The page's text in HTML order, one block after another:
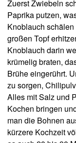
Zuerst Zwiebeln
Paprika putzen,
Knoblauch
großen Topf
Knoblauch darin
krümelig braten,
Brühe eingerührt.
zu sorgen,
Alles mit Salz und
Kochen bringen
man die Bohnen
kürzere Kochzeit